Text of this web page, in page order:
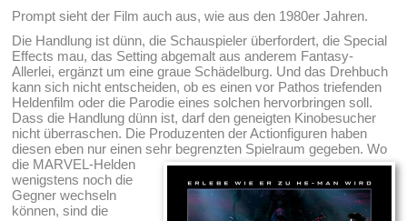
Prompt sieht der Film auch aus, wie aus den 1980er Jahren.
Die Handlung ist dünn, die Schauspieler überfordert, die Special
Effects mau, das Setting abgemalt aus anderem Fantasy-
Allerlei, ergänzt um eine graue Schädelburg. Und das Drehbuch
kann sich nicht entscheiden, ob es einen vor Pathos triefenden
Heldenfilm oder die Parodie eines solchen hervorbringen soll.
Dass die Handlung dünn ist, darf den geneigten Kinobesucher
nicht überraschen. Die Produzenten der Actionfiguren haben
diesen eben nur einen sehr begrenzten Spielraum gegeben.Wo
die MARVEL-Helden
wenigstens noch die
Gegner wechseln
können, sind die